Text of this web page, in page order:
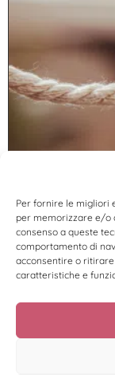
Per fornire le migliori
per memorizzare e/o
consenso a queste
comportamento di
acconsentire o
caratteristiche e
coerenza.